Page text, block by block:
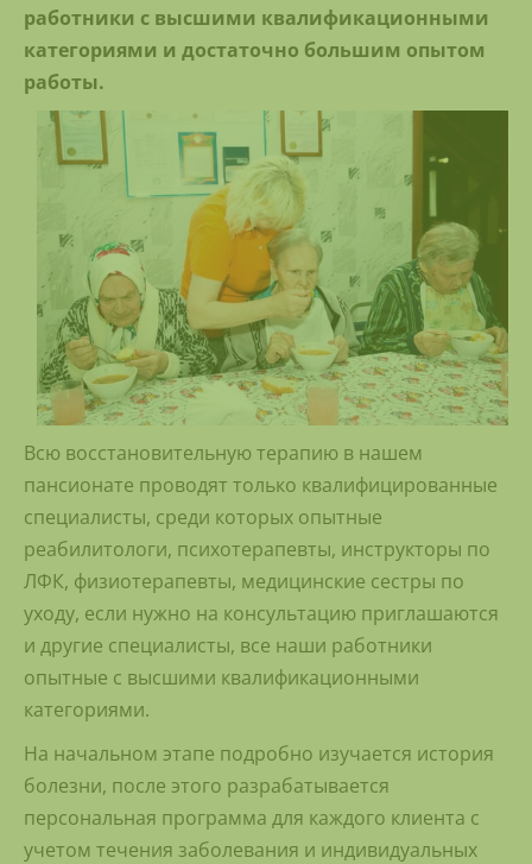
работники с высшими квалификационными
категориями и достаточно большим опытом
работы.
Всю восстановительную терапию в нашем
пансионате проводят только квалифицированные
специалисты, среди которых опытные
реабилитологи, психотерапевты, инструкторы по
ЛФК, физиотерапевты, медицинские сестры по
уходу, если нужно на консультацию приглашаются
и другие специалисты, все наши работники
опытные с высшими квалификационными
категориями.
На начальном этапе подробно изучается история
болезни, после этого разрабатывается
персональная программа для каждого клиента с
учетом течения заболевания и индивидуальных